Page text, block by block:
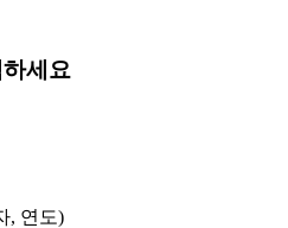
세요
, 연도)